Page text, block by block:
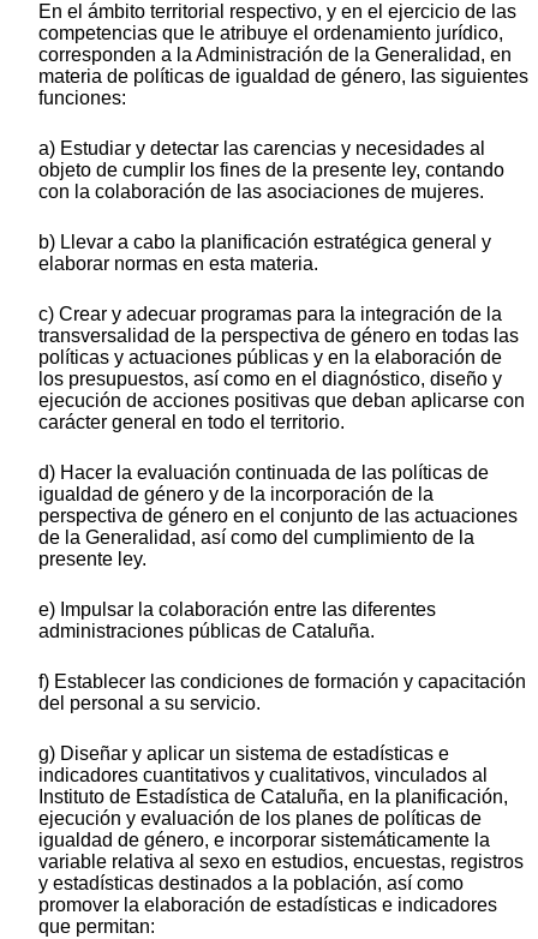
En el ámbito territorial respectivo, y en el ejercicio de las
competencias que le atribuye el ordenamiento jurídico,
corresponden a la Administración de la Generalidad, en
materia de políticas de igualdad de género, las siguientes
funciones:
a) Estudiar y detectar las carencias y necesidades al
objeto de cumplir los fines de la presente ley, contando
con la colaboración de las asociaciones de mujeres.
b) Llevar a cabo la planificación estratégica general y
elaborar normas en esta materia.
c) Crear y adecuar programas para la integración de la
transversalidad de la perspectiva de género en todas las
políticas y actuaciones públicas y en la elaboración de
los presupuestos, así como en el diagnóstico, diseño y
ejecución de acciones positivas que deban aplicarse con
carácter general en todo el territorio.
d) Hacer la evaluación continuada de las políticas de
igualdad de género y de la incorporación de la
perspectiva de género en el conjunto de las actuaciones
de la Generalidad, así como del cumplimiento de la
presente ley.
e) Impulsar la colaboración entre las diferentes
administraciones públicas de Cataluña.
f) Establecer las condiciones de formación y capacitación
del personal a su servicio.
g) Diseñar y aplicar un sistema de estadísticas e
indicadores cuantitativos y cualitativos, vinculados al
Instituto de Estadística de Cataluña, en la planificación,
ejecución y evaluación de los planes de políticas de
igualdad de género, e incorporar sistemáticamente la
variable relativa al sexo en estudios, encuestas, registros
y estadísticas destinados a la población, así como
promover la elaboración de estadísticas e indicadores
que permitan: